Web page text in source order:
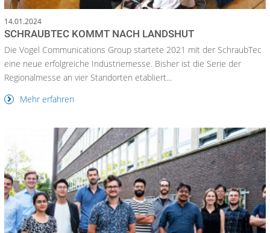
14.01.2024
SCHRAUBTEC KOMMT NACH LANDSHUT
Die Vogel Communications Group startete 2021 mit der SchraubTec
eine neue erfolgreiche Industriemesse. Bisher ist die Serie der
Regionalmesse an vier Standorten etabliert...
Mehr erfahren